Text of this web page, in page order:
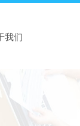
我们